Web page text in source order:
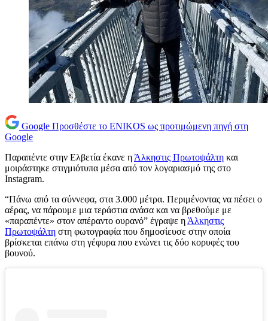
Google Προσθέστε το ENIKOS ως προτιμώμενη πηγή στη
Google
Παραπέντε στην Ελβετία έκανε η Άλκηστις Πρωτοψάλτη και
μοιράστηκε στιγμιότυπα μέσα από τον λογαριασμό της στο
Instagram.
“Πάνω από τα σύννεφα, στα 3.000 μέτρα. Περιμένοντας να πέσει ο
αέρας, να πάρουμε μια τεράστια ανάσα και να βρεθούμε με
«παραπέντε» στον απέραντο ουρανό” έγραψε η Άλκηστις
Πρωτοψάλτη στη φωτογραφία που δημοσίευσε στην οποία
βρίσκεται επάνω στη γέφυρα που ενώνει τις δύο κορυφές του
βουνού.